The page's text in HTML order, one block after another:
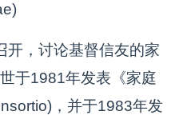
开，讨论基督信友的家
于1981年发表《家庭
，并于1983年发